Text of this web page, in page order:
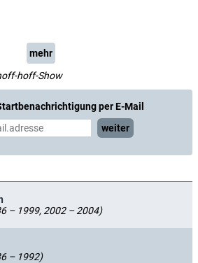
mehr
hoff-Show
per E-Mail
weiter
– 1999, 2002 – 2004)
– 1992)